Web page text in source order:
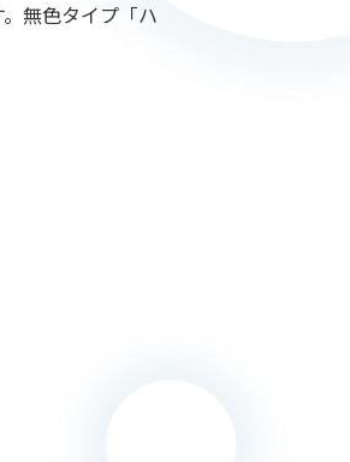
無色タイプ「ハ